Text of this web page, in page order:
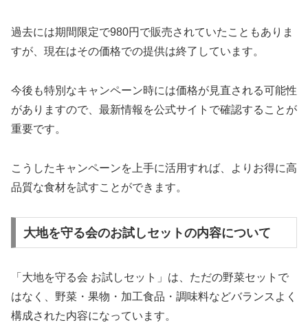
過去には期間限定で980円で販売されていたこともありま
すが、現在はその価格での提供は終了しています。
今後も特別なキャンペーン時には価格が見直される可能性
がありますので、最新情報を公式サイトで確認することが
重要です。
こうしたキャンペーンを上手に活用すれば、よりお得に高
品質な食材を試すことができます。
大地を守る会のお試しセットの内容について
「大地を守る会 お試しセット」は、ただの野菜セットで
はなく、野菜・果物・加工食品・調味料などバランスよく
構成された内容になっています。